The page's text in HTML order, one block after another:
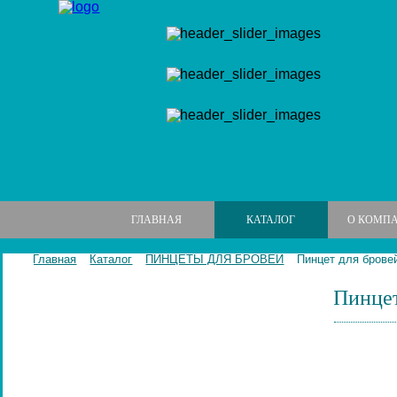
ГЛАВНАЯ КАТАЛОГ О
Главная Каталог ПИНЦЕТЫ ДЛЯ БРОВЕЙ Пинцет для